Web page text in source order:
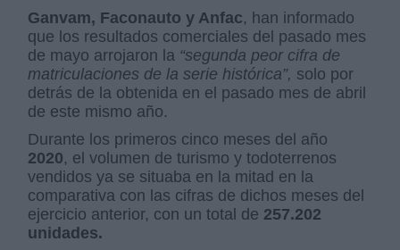
Ganvam, Faconauto y Anfac, han informado
que los resultados comerciales del pasado mes
de mayo arrojaron la “segunda peor cifra de
matriculaciones de la serie histórica”, solo por
detrás de la obtenida en el pasado mes de abril
de este mismo año.
Durante los primeros cinco meses del año
2020, el volumen de turismo y todoterrenos
vendidos ya se situaba en la mitad en la
comparativa con las cifras de dichos meses del
ejercicio anterior, con un total de 257.202
unidades.